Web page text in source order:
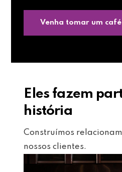
Venha tomar um café
Eles fazem
história
Construímos
nossos clientes.